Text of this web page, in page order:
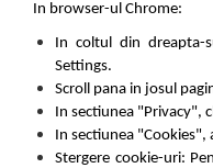
In browser-ul Chrome:
In coltul din dreapta-
Settings.
Scroll pana in josul
In sectiunea "Privacy",
In sectiunea "Cookies",
Stergere cookie-uri: